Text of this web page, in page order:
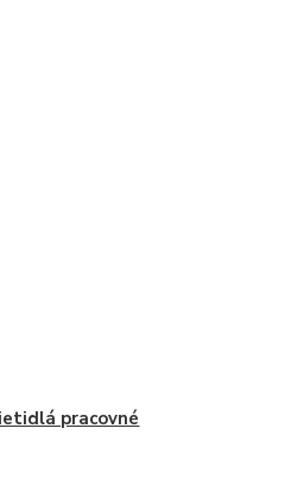
pracovné